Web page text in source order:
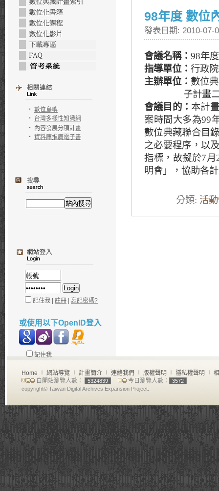
‧ 數位島嶼
‧ 台灣多樣性知識網
‧ 內容發展分項計畫
‧ 資料庫推廣電子書
記住我 | 註冊 | 忘記密碼?
或使用以下OpenID登入
記住我
98年度 數位
發表日期: 2010-07-
會議名稱： 98年
指導單位： 行政
主辦單位： 數位
子計畫二、
會議目的： 本計
案時間大多為99
數位典藏聯合目
之必要程序，以
指標，故擬於7
明會」，協助各
分類: 活
Home ∣ 網站導覽 ∣ 計畫簡介 ∣ 連絡我們 ∣ 版權聲明 ∣ 隱私權聲明 ∣
自開站瀏覽人數：
5324839 今日瀏覽人數：
3572
copyright© Taiwan Digital Archives Expansion Project.